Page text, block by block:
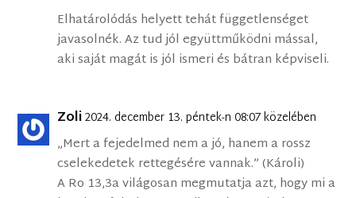
Elhatárolódás helyett tehát függetlenséget
javasolnék. Az tud jól együttműködni mással,
aki saját magát is jól ismeri és bátran képviseli.
Zoli2024. december 13. péntek-n 08:07 közelében
„Mert a fejedelmed nem a jó, hanem a rossz
cselekedetek rettegésére vannak.” (Károli)
A Ro 13,3a világosan megmutatja azt, hogy mi a